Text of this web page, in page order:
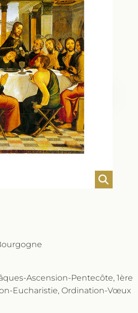
Ascension-Pentecôte, 1ère
Eucharistie, Ordination-Vœux